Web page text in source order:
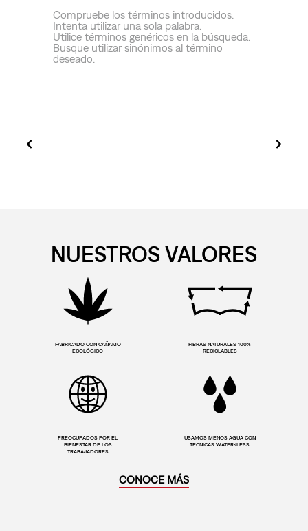
Compruebe los términos introducidos.
Intenta utilizar una sola palabra.
Utilice términos genéricos en la búsqueda.
Busque utilizar sinónimos al término
deseado.
NUESTROS VALORES
FABRICADO CON CAÑAMO
ECOLÓGICO
FIBRAS NATURALES 100%
RECICLABLES
PREOCUPADOS POR EL
BIENESTAR DE LOS
TRABAJADORES
USAMOS MENOS AGUA CON
TÉCNICAS WATER<LESS
CONOCE MÁS